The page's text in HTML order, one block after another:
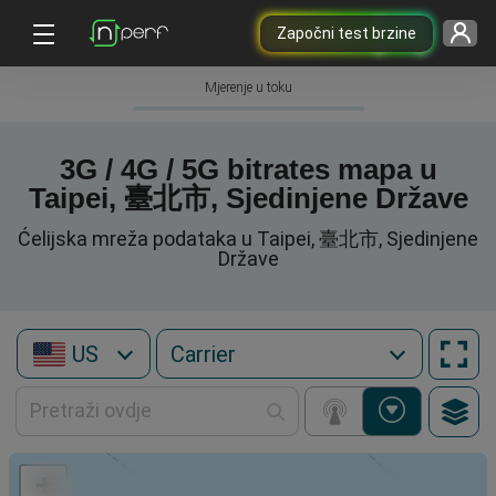
Započni test brzine
Mjerenje u toku
3G / 4G / 5G bitrates mapa u
Taipei, 臺北市, Sjedinjene Države
Ćelijska mreža podataka u Taipei, 臺北市, Sjedinjene
Države
US